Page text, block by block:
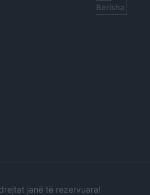
Berisha
janë të rezervuara!